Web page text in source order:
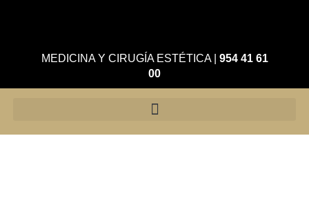
MEDICINA Y CIRUGÍA ESTÉTICA| 954 41 61
00